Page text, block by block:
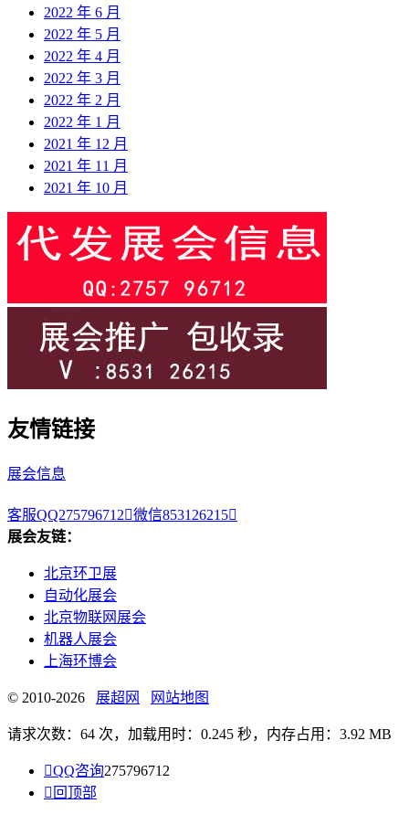
2022 年 6 月
2022 年 5 月
2022 年 4 月
2022 年 3 月
2022 年 2 月
2022 年 1 月
2021 年 12 月
2021 年 11 月
2021 年 10 月
友情链接
展会信息
客服QQ275796712微信853126215
展会友链：
北京环卫展
自动化展会
北京物联网展会
机器人展会
上海环博会
© 2010-2026 展超网 网站地图
请求次数：64 次，加载用时：0.245 秒，内存占用：3.92 MB
QQ咨询275796712
 回顶部